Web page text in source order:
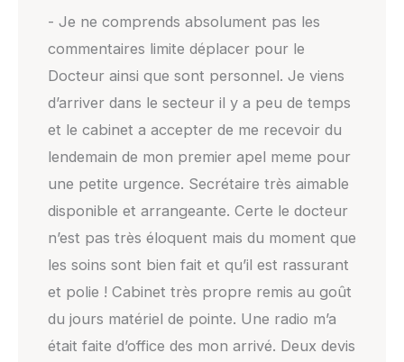
- Je ne comprends absolument pas les
commentaires limite déplacer pour le
Docteur ainsi que sont personnel. Je viens
d’arriver dans le secteur il y a peu de temps
et le cabinet a accepter de me recevoir du
lendemain de mon premier apel meme pour
une petite urgence. Secrétaire très aimable
disponible et arrangeante. Certe le docteur
n’est pas très éloquent mais du moment que
les soins sont bien fait et qu’il est rassurant
et polie ! Cabinet très propre remis au goût
du jours matériel de pointe. Une radio m’a
était faite d’office des mon arrivé. Deux devis